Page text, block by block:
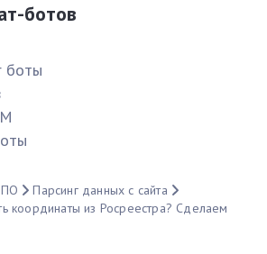
ботов
боты
ПО
Парсинг данных с сайта
координаты из Росреестра? Сделаем